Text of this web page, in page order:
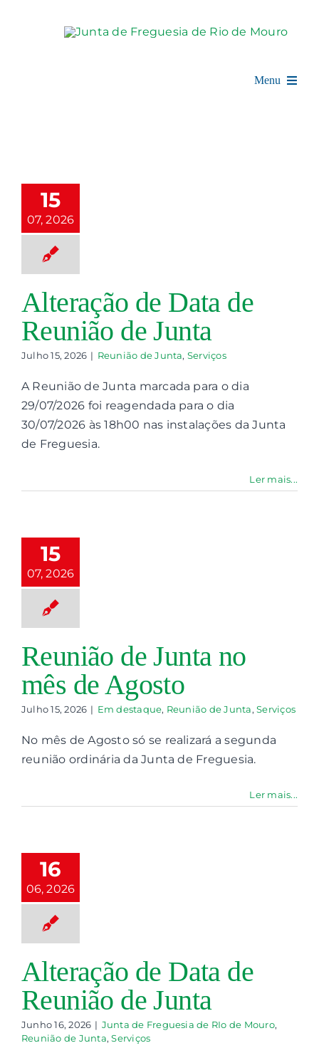
Menu
Contactos
15
07, 2026
de
Junta
de Junta
Alteração de Data de
Reunião de Junta
Julho 15, 2026 | Reunião de Junta, Serviços
A Reunião de Junta marcada para o dia
29/07/2026 foi reagendada para o dia
30/07/2026 às 18h00 nas instalações da Junta
de Freguesia.
Ler mais...
15
07, 2026
Agosto
destaque
de Junta
Reunião de Junta no
mês de Agosto
Julho 15, 2026 | Em destaque, Reunião de Junta,Serviços
No mês de Agosto só se realizará a segunda
reunião ordinária da Junta de Freguesia.
Ler mais...
16
06, 2026
de
de
Junta
Freguesia de
de Mouro
de Junta
Alteração de Data de
Reunião de Junta
Junho 16, 2026 | Junta de Freguesia de RIo de Mouro,
Reunião de Junta,Serviços